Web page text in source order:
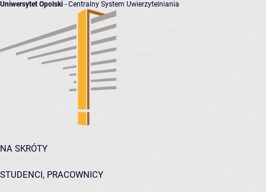
Uniwersytet Opolski - Centralny System Uwierzytelniania
NA SKRÓTY
STUDENCI, PRACOWNICY